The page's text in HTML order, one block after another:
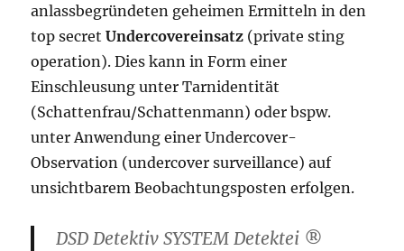
anlassbegründeten geheimen Ermitteln in den
top secretUndercovereinsatz (private sting
operation). Dies kann in Form einer
Einschleusung unter Tarnidentität
(Schattenfrau/Schattenmann) oder bspw.
unter Anwendung einer Undercover-
Observation (undercover surveillance) auf
unsichtbarem Beobachtungsposten erfolgen.
DSD Detektiv SYSTEM Detektei ®